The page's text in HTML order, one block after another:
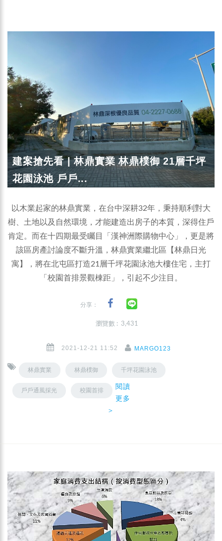
建案搶先看 | 林鼎實業 林鼎樸御 21層千坪
花園泳池 戶戶...
以木業起家的林鼎實業，在台中深耕32年，秉持順利對大
樹、土地以及自然環境，才能建造出房子的本質，深得住戶
肯定。而在十四期最受矚目「漢神洲際購物中心」，更是將
該區房產討論度不斷升溫，林鼎實業繼北區【林鼎日光
寓】，將在北屯區打造21層千坪花園泳池大樓住宅，主打
「校園首排景觀棟距」，引起不少注目。
分享：
瀏覽數 : 3,431
2021-12-21 11:52 MARGO123
林鼎實業 林鼎樸御 千坪花園泳池
戶戶通風採光 校園首排
閱讀
更多
＞